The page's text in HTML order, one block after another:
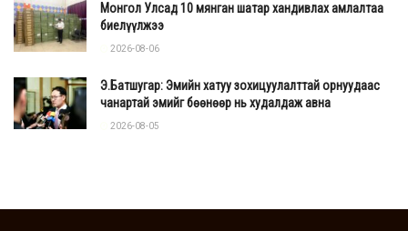
Монгол Улсад 10 мянган шатар хандивлах амлалтаа
биелүүлжээ
2026-08-06
Э.Батшугар: Эмийн хатуу зохицуулалттай орнуудаас
чанартай эмийг бөөнөөр нь худалдаж авна
2026-08-05